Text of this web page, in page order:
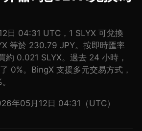
日 04:31 UTC，1 SLYX 可兌換
等於 230.79 JPY。按即時匯率
約 0.021 SLYX。過去 24 小時，
0%。BingX 支援多元交易方式，
年05月12日 04:31（UTC）